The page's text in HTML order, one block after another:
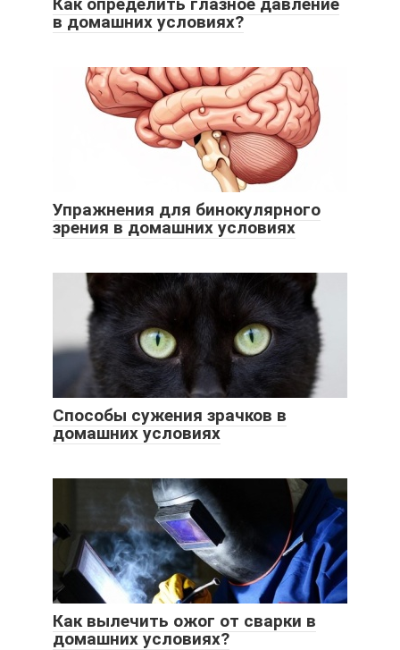
в домашних условиях?
Упражнения для бинокулярного
зрения в домашних условиях
Способы сужения зрачков в
домашних условиях
Как вылечить ожог от сварки в
домашних условиях?